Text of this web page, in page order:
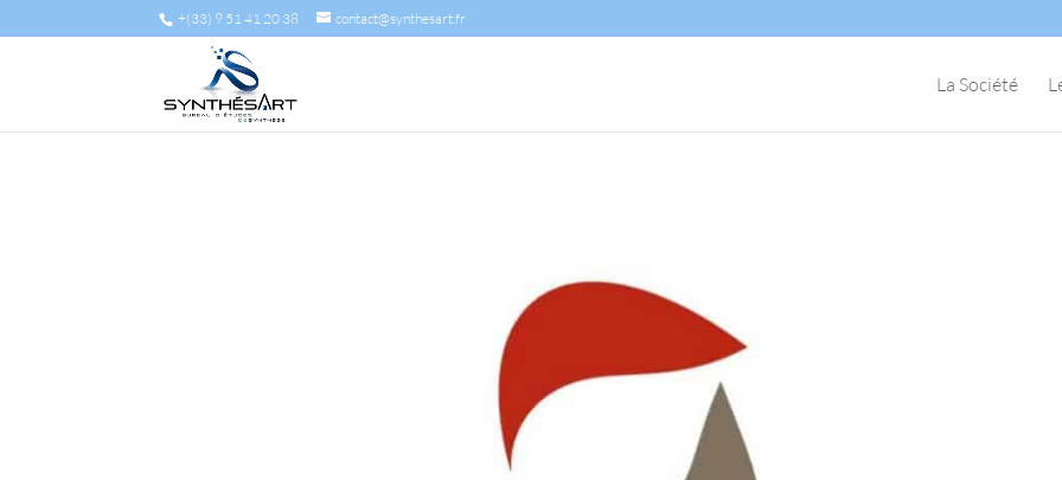
+(33) 9 51 41 20 38 contact@synthesart.fr
La Société